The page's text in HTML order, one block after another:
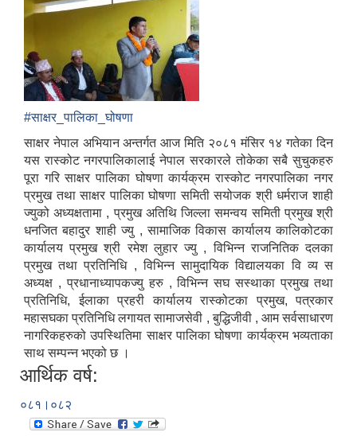
#साक्षर_पालिका_घोषणा
साक्षर नेपाल अभियान अन्तर्गत आज मिति २०८१ मंसिर १४ गतेका दिन
यस रास्कोट नगरपालिकालाई नेपाल सरकारले तोकेका सबै सुचुकहरु
पूरा गरि साक्षर पालिका घोषणा कार्यक्रम रास्कोट नगरपालिका नगर
प्रमुख तथा साक्षर पालिका घोषणा समिती सयोजक श्री धर्मराज शाही
ज्युको अध्यक्षतामा , प्रमुख अतिथि जिल्ला समन्वय समिती प्रमुख श्री
धनजित बहादुर शाही ज्यु , सामाजिक विकास कार्यालय कालिकोटका
कार्यालय प्रमुख श्री रमेश लुहार ज्यु , विभिन्न राजनितिक दलका
प्रमुख तथा प्रतिनिधि , विभिन्न सामुदायिक विद्यालयका वि व्य स
अध्यक्ष , प्रधानाध्यापकज्यु हरु , विभिन्न सघ सस्थाका प्रमुख तथा
प्रतिनिधि, ईलाका प्रहरी कार्यालय रास्कोटका प्रमुख, पत्रकार
महासघका प्रतिनिधि लगायत सामाजसेवी , बुद्धिजीवी , आम सर्वसाधारण
नागरिकहरुको उपस्थितिमा साक्षर पालिका घोषणा कार्यक्रम भव्यताका
साथ सम्पन्न भएको छ ।
आर्थिक वर्ष:
०८१।०८२